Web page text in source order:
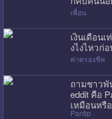
เพื่อน
เงินเดือน
งไงไหวก่
ค่าครองชีพ
ถามชาวพั
eddit คือ
เหมือนหรื
Pantip